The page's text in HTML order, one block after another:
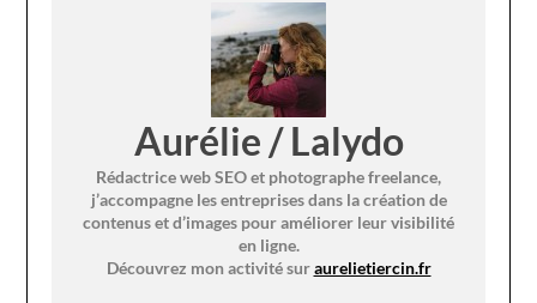
Aurélie / Lalydo
Rédactrice web SEO et photographe freelance,
j’accompagne les entreprises dans la création de
contenus et d’images pour améliorer leur visibilité
en ligne.
Découvrez mon activité suraurelietiercin.fr